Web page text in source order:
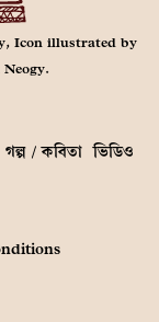
Icon illustrated by
গল্প / কবিতা ভিডিও